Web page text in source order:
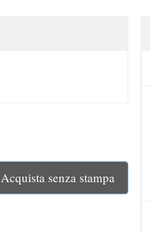
Acquista senza stampa